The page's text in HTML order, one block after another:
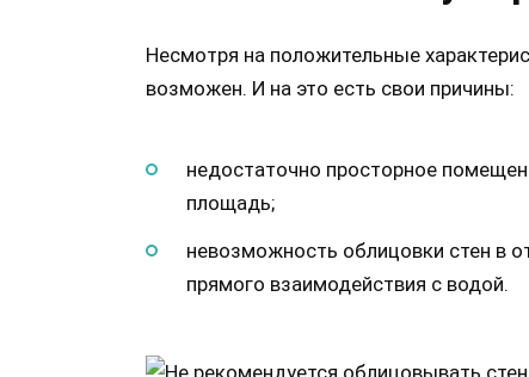
Несмотря на положительные
возможен. И на это есть свои причины:
недостаточно просторное
площадь;
невозможность облицовки стен в
прямого взаимодействия с водой.